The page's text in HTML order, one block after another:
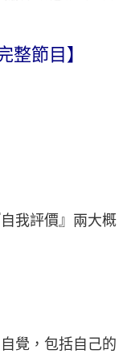
整節目】
我評價』兩大概
覺，包括自己的